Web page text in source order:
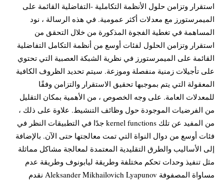
استقرار وتزامن حلول الأنظمة التكاملية -التفاضلية القائمة على
الميمرستورز مع معدلات أكثر عمومية. في هذه الرسالة ، نود
المساهمة في تغطية الفجوة المذكورة من خلال التحقق من
استقرار وتزامن الحلول لفئات أوسع من أنظمة التكامل التفاضلية
القائمة على الميمرستورز في نظرية الشبكة العصبية التي تحتوي
على تأجيلات زمنية منفصلة وموزعة. سيتم تحديد الظروف الكافية
المعقولة التي يتم بموجبها تحقيق الاستقرار والتزامن وفقًا
للمعدلات العامة. على وجه الخصوص ، من الأهمية بمكان التقليل
من الفرضيات الموجودة حول وظائف التنشيط. علاوة على ذلك ،
من المفيد عن تلك kernel functions جدًا في التطبيقات النظر في
فئات أوسع من دوال النواة التي تمت معالجتها حتى الآن. بالإضافة
إلى الأساليب والطرق التقليدية المعتمدة لمعالجة مشاكل مماثلة
مثل تنفيذ وحدات تحكم مختلفة وطريقة ليابونوف وطريقة عدم
مساواة المصفوفة Aleksander Mikhailovich Lyapunov نقدم